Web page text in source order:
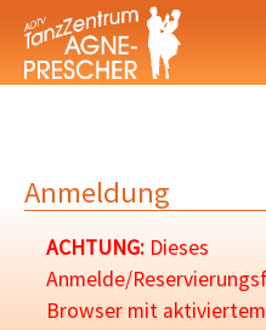
Anmeldung
ACHTUNG:Dieses
Anmelde/
Browser mit